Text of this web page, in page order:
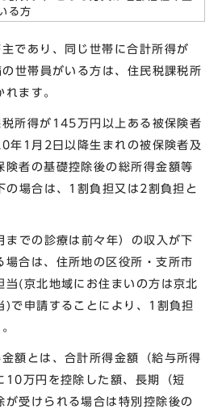
る方
であり、同じ世帯に合計所得が
世帯員がいる方は、住民税課税所
ます。
所得が145万円以上ある被保険者
年1月2日以降生まれの被保険者及
険者の基礎控除後の総所得金額等
場合は、1割負担又は2割負担と
での診療は前々年）の収入が下
場合は、住所地の区役所・支所市
当(京北地域にお住まいの方は京北
)で申請することにより、1割負担
額とは、合計所得金額（給与所得
10万円を控除した額、長期（短
が受けられる場合は特別控除後の